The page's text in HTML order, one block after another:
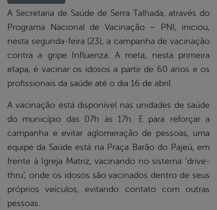
A Secretaria de Saúde de Serra Talhada, através do
Programa Nacional de Vacinação – PNI, iniciou,
nesta segunda-feira (23), a campanha de vacinação
contra a gripe Influenza. A meta, nesta primeira
etapa, é vacinar os idosos a partir de 60 anos e os
profissionais da saúde até o dia 16 de abril.
A vacinação está disponível nas unidades de saúde
do município das 07h às 17h. E para reforçar a
campanha e evitar aglomeração de pessoas, uma
equipe da Saúde está na Praça Barão do Pajeú, em
frente à Igreja Matriz, vacinando no sistema ‘drive-
thru’, onde os idosos são vacinados dentro de seus
próprios veículos, evitando contato com outras
pessoas.